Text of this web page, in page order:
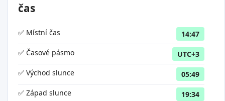
čas
✅ Místní čas
14:47
✅ Časové pásmo
UTC+3
✅ Východ slunce
05:49
✅ Západ slunce
19:34